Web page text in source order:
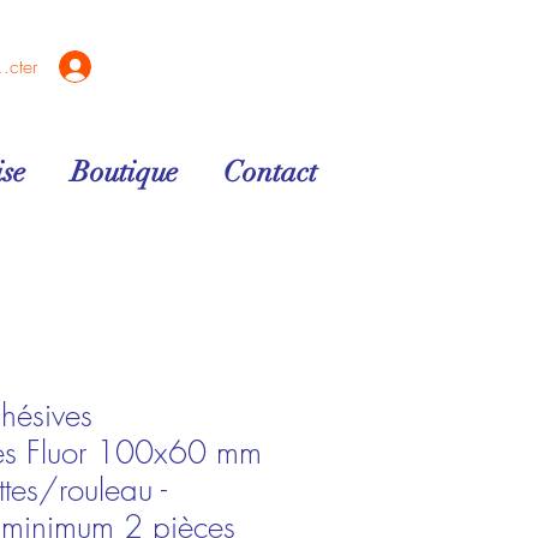
Boutique Contact
Fluor 100x60 mm
rouleau -
2 pièces